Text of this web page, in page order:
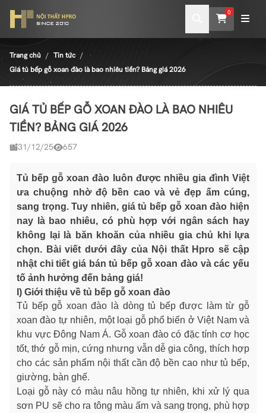
0
Trang chủ
Tin tức
Giá tủ bếp gỗ xoan đào là bao nhiêu tiền? Bảng giá 2026
GIÁ TỦ BẾP GỖ XOAN ĐÀO LÀ BAO NHIÊU
TIỀN? BẢNG GIÁ 2026
31/12/25 657
Tủ bếp gỗ xoan đào luôn được nhiều gia đình Việt
ưa chuộng nhờ độ bền cao và vẻ đẹp ấm cúng,
sang trọng. Tuy nhiên, giá tủ bếp gỗ xoan đào hiện
nay là bao nhiêu, có phù hợp với ngân sách hay
không lại là băn khoăn của nhiều gia chủ khi lựa
chọn. Bài viết dưới đây của Nội thất Hpro sẽ cập
nhật chi tiết giá bán tủ bếp gỗ xoan đào và các yếu
tố ảnh hưởng đến bảng giá!
I) Giới thiệu về tủ bếp gỗ xoan đào
Tủ bếp gỗ xoan đào là dòng tủ bếp được làm từ gỗ
xoan đào tự nhiên, một loại gỗ phổ biến ở Việt Nam và
khu vực Đông Nam Á. Gỗ xoan đào có đặc tính cơ học
tốt, thớ gỗ mịn, cứng nhưng vẫn dễ gia công, thích hợp
cho các sản phẩm nội thất cần độ bền cao như tủ bếp,
giường, bàn ghế.
Loại gỗ này có màu nâu hồng tự nhiên, khi xử lý qua
sơn PU sẽ cho ra tông màu ấm và sang trọng, phù hợp